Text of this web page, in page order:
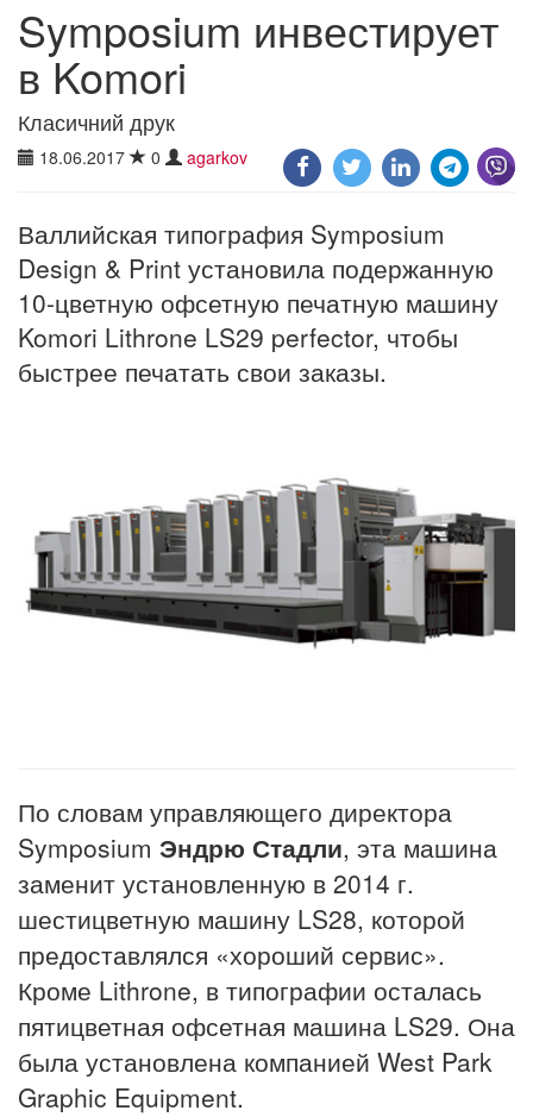
Symposium инвестирует
в Komori
Класичний друк
18.06.2017 0 agarkov
Валлийская типография Symposium
Design & Print установила подержанную
10-цветную офсетную печатную машину
Komori Lithrone LS29 perfector, чтобы
быстрее печатать свои заказы.
По словам управляющего директора
Symposium Эндрю Стадли, эта машина
заменит установленную в 2014 г.
шестицветную машину LS28, которой
предоставлялся «хороший сервис».
Кроме Lithrone, в типографии осталась
пятицветная офсетная машина LS29. Она
была установлена компанией West Park
Graphic Equipment.